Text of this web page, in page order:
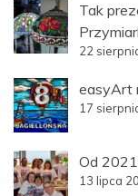
Tak
22
easyArt
17
Od
13 lipca